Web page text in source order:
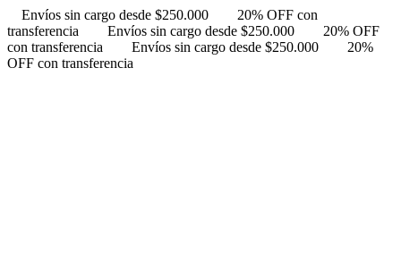
Envíos sin cargo desde $250.000
20% OFF con
transferencia
Envíos sin cargo desde $250.000
20% OFF
con transferencia
Envíos sin cargo desde $250.000
20%
OFF con transferencia